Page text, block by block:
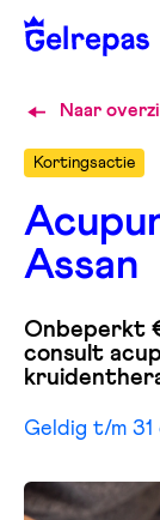
Naar
Kortingsactie
Assan
Onbeperkt
consult
Geldig t/m